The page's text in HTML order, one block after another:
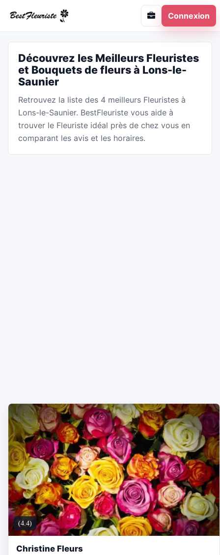
Connexion
Découvrez les Meilleurs Fleuristes
et Bouquets de fleurs à Lons-le-
Saunier
Retrouvez la liste des 4 meilleurs Fleuristes à
Lons-le-Saunier. BestFleuriste vous aide à
trouver le Fleuriste idéal près de chez vous en
comparant les avis et les horaires.
(4.4)
Christine Fleurs